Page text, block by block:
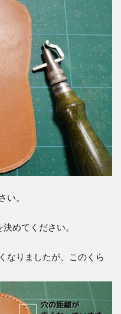
い。
めてください。
なりましたが、このくら